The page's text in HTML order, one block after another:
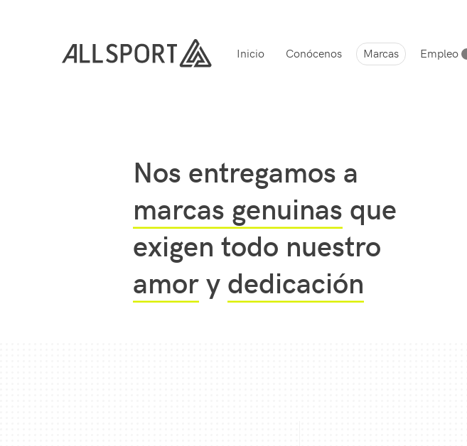
Menú
principal
Inicio Conócenos Marcas Empleo
Nos entregamos a
marcas genuinas que
exigen todo nuestro
amory dedicación